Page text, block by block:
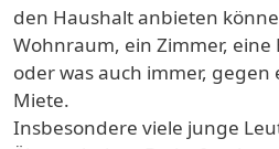
den Haushalt anbieten
Wohnraum, ein Zimmer,
oder was auch immer, gegen
Miete.
Insbesondere viele junge